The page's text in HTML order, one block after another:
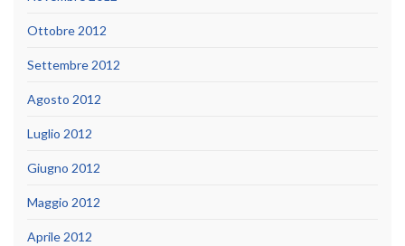
Ottobre 2012
Settembre 2012
Agosto 2012
Luglio 2012
Giugno 2012
Maggio 2012
Aprile 2012